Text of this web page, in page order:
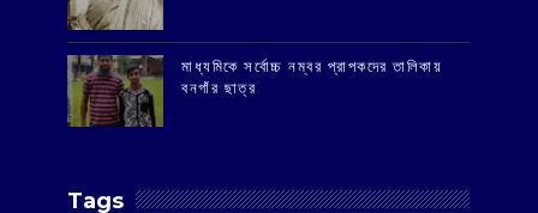
মাধ্যমিকে সর্বোচ্চ নম্বর প্রাপকদের তালিকায়
বনগাঁর ছাত্র
Tags